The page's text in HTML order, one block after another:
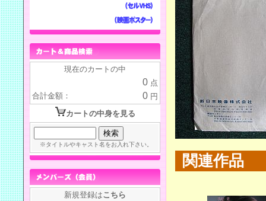
関連作品
現在のカートの中
0 点
合計金額：
0 円
カートの中身を見る
※タイトルやキャスト名をお入れ下さい。
新規登録はこちら